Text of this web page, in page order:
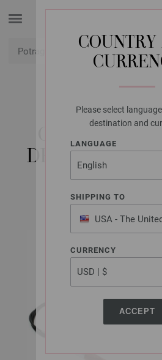
COUNTRY
Please select
destination and
LANGUAGE
SHIPPING TO
USA - The
of America
CURRENCY
ACCEPT
LANA
OKRUGLA
DRVO-